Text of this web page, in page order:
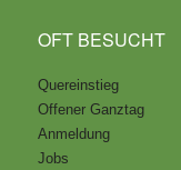
OFT BESUCHT
Quereinstieg
Offener Ganztag
Anmeldung
Jobs